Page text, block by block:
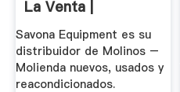
La Venta |
Proveedor ...
Savona Equipment es su
distribuidor de Molinos –
Molienda nuevos, usados y
reacondicionados.